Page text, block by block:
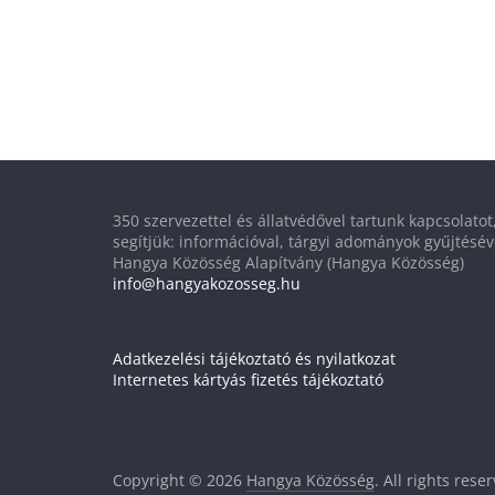
350 szervezettel és állatvédővel tartunk
segítjük: információval, tárgyi adományok
Hangya Közösség Alapítvány (Hangya Közösség)
info@hangyakozosseg.hu
Adatkezelési tájékoztató és nyilatkozat
Internetes kártyás fizetés tájékoztató
Copyright © 2026 Hangya Közösség. All rights